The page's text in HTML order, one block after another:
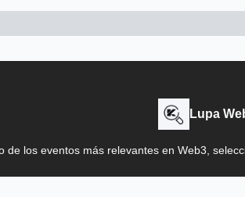
Lupa
los eventos más relevantes en Web3,